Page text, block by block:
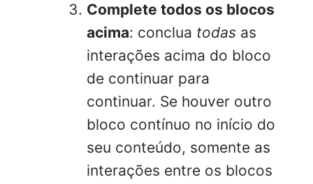
Complete todos os blocos
acima: conclua todas as
interações acima do bloco
de continuar para
continuar. Se houver outro
bloco contínuo no início do
seu conteúdo, somente as
interações entre os blocos